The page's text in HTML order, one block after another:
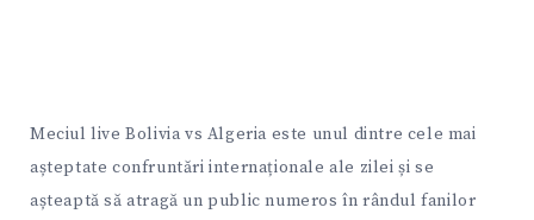
Meciul live Bolivia vs Algeria este unul dintre cele mai
așteptate confruntări internaționale ale zilei și se
așteaptă să atragă un public numeros în rândul fanilor